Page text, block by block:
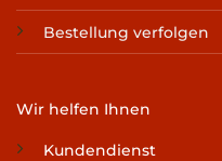
Bestellung verfolgen
Wir helfen Ihnen
Kundendienst